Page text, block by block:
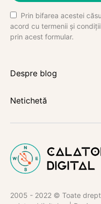
Prin bifarea acestei
acord cu termenii și
prin acest formular.
Despre blog
Netichetă
2005 - 2022 © Toate